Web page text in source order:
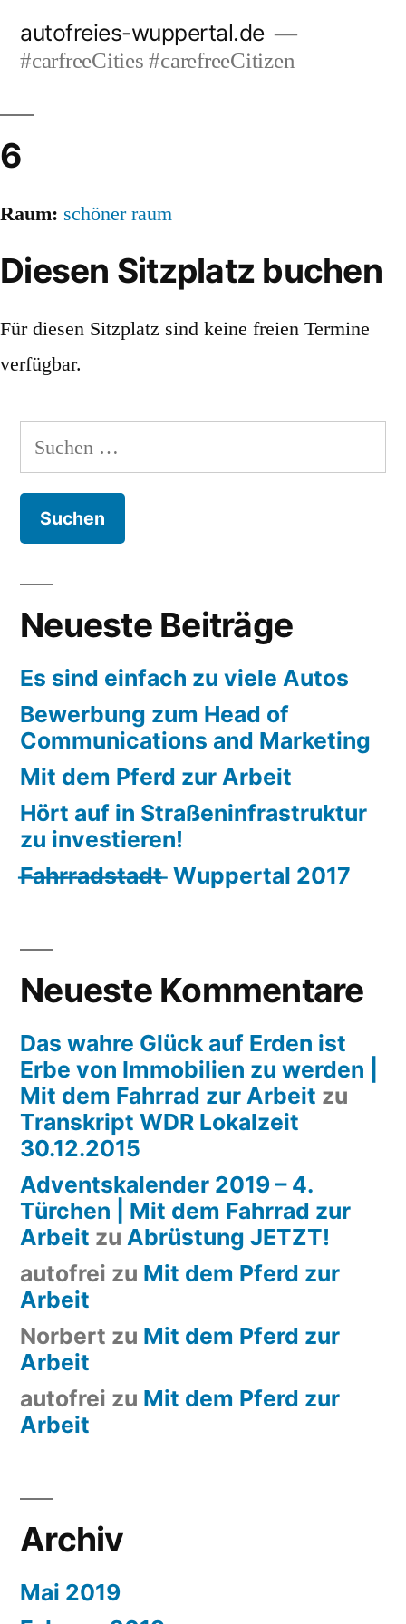
Inhalt
autofreies-wuppertal.de
#carfreeCities #carefreeCitizen
6
Raum: schöner raum
Diesen Sitzplatz buchen
Für diesen Sitzplatz sind keine freien Termine
verfügbar.
Suchen
nach:
Neueste Beiträge
Es sind einfach zu viele Autos
Bewerbung zum Head of
Communications and Marketing
Mit dem Pferd zur Arbeit
Hört auf in Straßeninfrastruktur
zu investieren!
F̶a̶h̶r̶r̶a̶d̶s̶t̶a̶d̶t̶ ̶ Wuppertal 2017
Neueste Kommentare
Das wahre Glück auf Erden ist
Erbe von Immobilien zu werden |
Mit dem Fahrrad zur Arbeit zu
Transkript WDR Lokalzeit
30.12.2015
Adventskalender 2019 – 4.
Türchen | Mit dem Fahrrad zur
Arbeit zu Abrüstung JETZT!
autofrei zu Mit dem Pferd zur
Arbeit
Norbert zu Mit dem Pferd zur
Arbeit
autofrei zu Mit dem Pferd zur
Arbeit
Archiv
Mai 2019